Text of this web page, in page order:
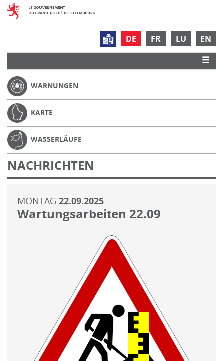
DE FR LU EN
WARNUNGEN
KARTE
WASSERLÄUFE
NACHRICHTEN
MONTAG 22.09.2025
Wartungsarbeiten 22.09